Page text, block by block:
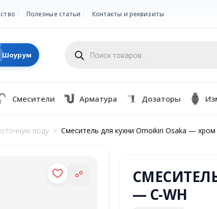
Полезные статьи Контакты и реквизиты
Шоурум товаров
Смесители Арматура Дозаторы
воду > Смеситель для кухни Omoikiri Osaka —
— C-WH